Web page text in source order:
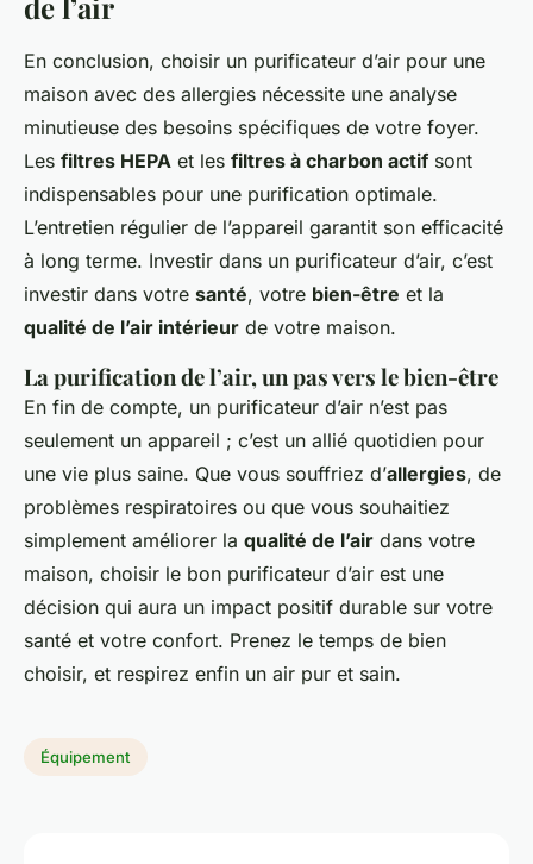
En conclusion, choisir un purificateur d’air pour une
maison avec des allergies nécessite une analyse
minutieuse des besoins spécifiques de votre foyer.
Les filtres HEPA et les filtres à charbon actif sont
indispensables pour une purification optimale.
L’entretien régulier de l’appareil garantit son efficacité
à long terme. Investir dans un purificateur d’air, c’est
investir dans votre santé, votre bien-être et la
qualité de l’air intérieur de votre maison.
La purification de l’air, un pas vers le bien-être
En fin de compte, un purificateur d’air n’est pas
seulement un appareil ; c’est un allié quotidien pour
une vie plus saine. Que vous souffriez d’allergies, de
problèmes respiratoires ou que vous souhaitiez
simplement améliorer la qualité de l’air dans votre
maison, choisir le bon purificateur d’air est une
décision qui aura un impact positif durable sur votre
santé et votre confort. Prenez le temps de bien
choisir, et respirez enfin un air pur et sain.
Équipement